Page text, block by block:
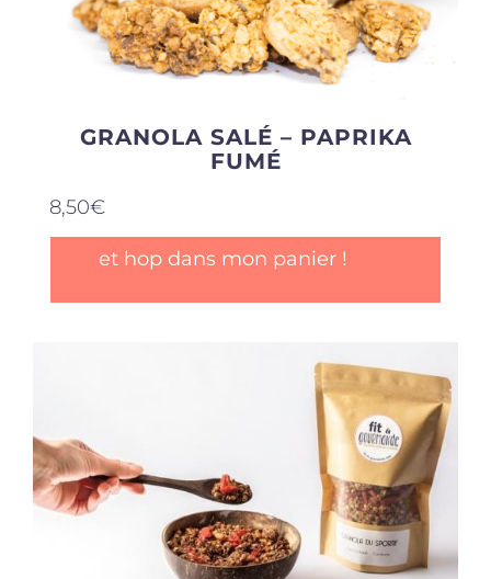
GRANOLA SALÉ – PAPRIKA
FUMÉ
8,50€
et hop dans mon panier !